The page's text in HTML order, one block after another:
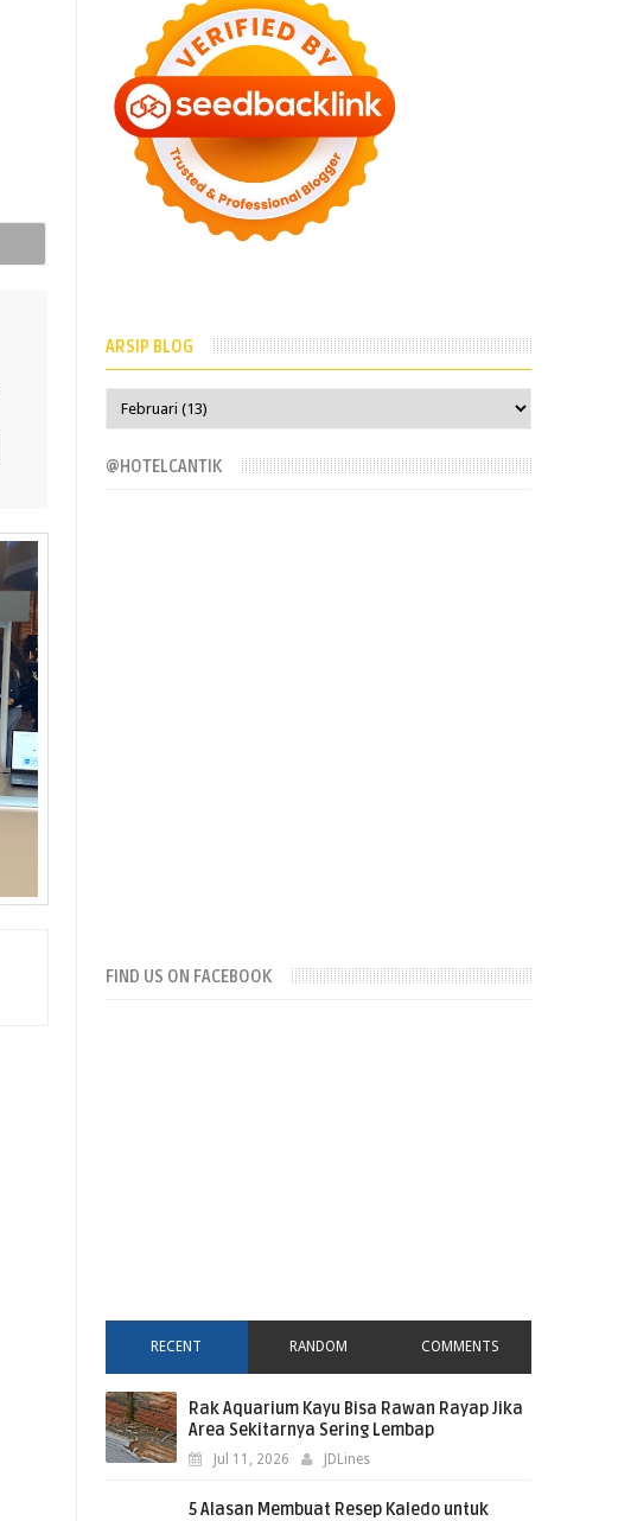
ARSIP BLOG
@HOTELCANTIK
FIND US ON FACEBOOK
RECENT RANDOM COMMENTS
Rak Aquarium Kayu Bisa Rawan Rayap Jika
Area Sekitarnya Sering Lembap
Jul 11, 2026 JDLines
5 Alasan Membuat Resep Kaledo untuk